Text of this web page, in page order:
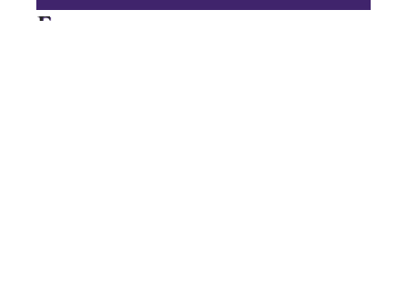
En vogue